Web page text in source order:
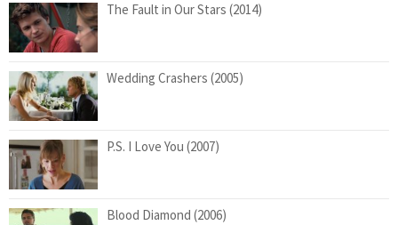
The Fault in Our Stars (2014)
Wedding Crashers (2005)
P.S. I Love You (2007)
Blood Diamond (2006)